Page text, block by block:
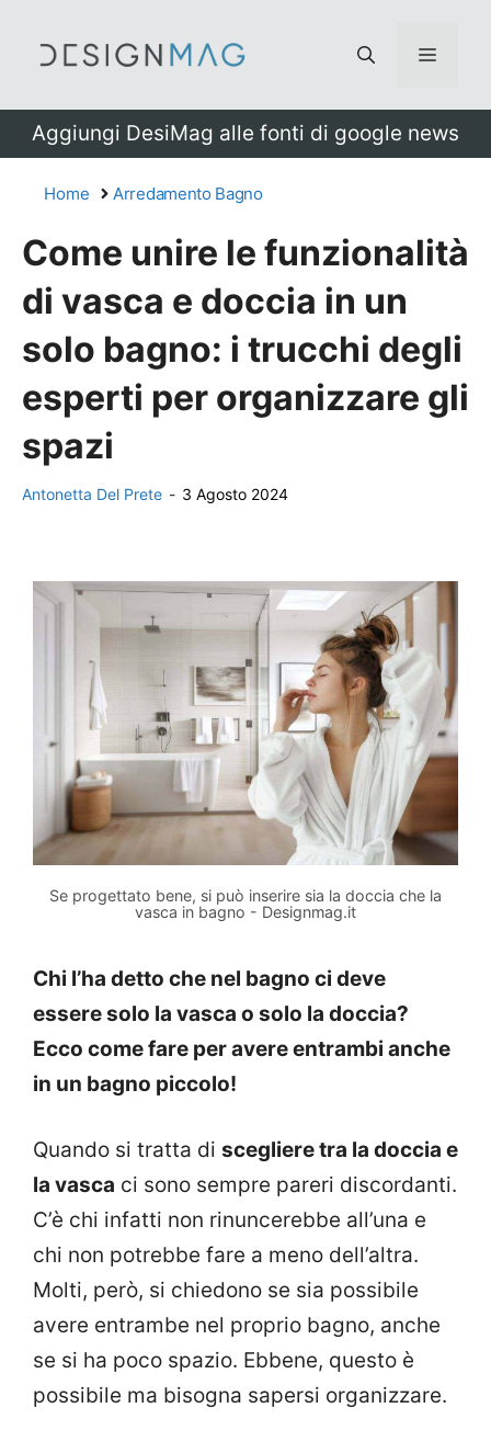
Menu
Aggiungi DesiMag alle fonti di google news
Home Arredamento Bagno
Come unire le funzionalità
di vasca e doccia in un
solo bagno: i trucchi degli
esperti per organizzare gli
spazi
Antonetta Del Prete - 3 Agosto 2024
Se progettato bene, si può inserire sia la doccia che la
vasca in bagno - Designmag.it
Chi l’ha detto che nel bagno ci deve
essere solo la vasca o solo la doccia?
Ecco come fare per avere entrambi anche
in un bagno piccolo!
Quando si tratta di scegliere tra la doccia e
la vasca ci sono sempre pareri discordanti.
C’è chi infatti non rinuncerebbe all’una e
chi non potrebbe fare a meno dell’altra.
Molti, però, si chiedono se sia possibile
avere entrambe nel proprio bagno, anche
se si ha poco spazio. Ebbene, questo è
possibile ma bisogna sapersi organizzare.